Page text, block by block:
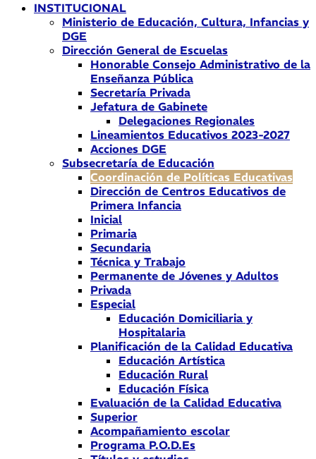
INSTITUCIONAL
Ministerio de Educación, Cultura, Infancias y
DGE
Dirección General de Escuelas
Honorable Consejo Administrativo de la
Enseñanza Pública
Secretaría Privada
Jefatura de Gabinete
Delegaciones Regionales
Lineamientos Educativos 2023-2027
Acciones DGE
Subsecretaría de Educación
Coordinación de Políticas Educativas
Dirección de Centros Educativos de
Primera Infancia
Inicial
Primaria
Secundaria
Técnica y Trabajo
Permanente de Jóvenes y Adultos
Privada
Especial
Educación Domiciliaria y
Hospitalaria
Planificación de la Calidad Educativa
Educación Artística
Educación Rural
Educación Física
Evaluación de la Calidad Educativa
Superior
Acompañamiento escolar
Programa P.O.D.Es